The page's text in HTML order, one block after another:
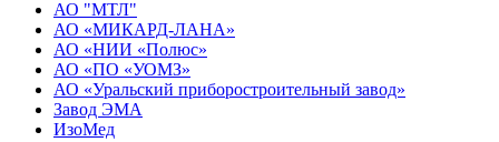
АО "МТЛ"
АО «МИКАРД-ЛАНА»
АО «НИИ «Полюс»
АО «ПО «УОМЗ»
АО «Уральский приборостроительный завод»
Завод ЭМА
ИзоМед